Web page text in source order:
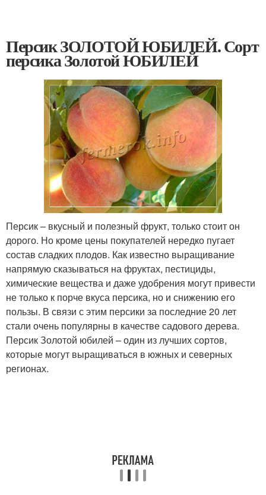
Персик ЗОЛОТОЙ ЮБИЛЕЙ. Сорт
персика Золотой ЮБИЛЕЙ
Персик – вкусный и полезный фрукт, только стоит он
дорого. Но кроме цены покупателей нередко пугает
состав сладких плодов. Как известно выращивание
напрямую сказываться на фруктах, пестициды,
химические вещества и даже удобрения могут привести
не только к порче вкуса персика, но и снижению его
пользы. В связи с этим персики за последние 20 лет
стали очень популярны в качестве садового дерева.
Персик Золотой юбилей – один из лучших сортов,
которые могут выращиваться в южных и северных
регионах.